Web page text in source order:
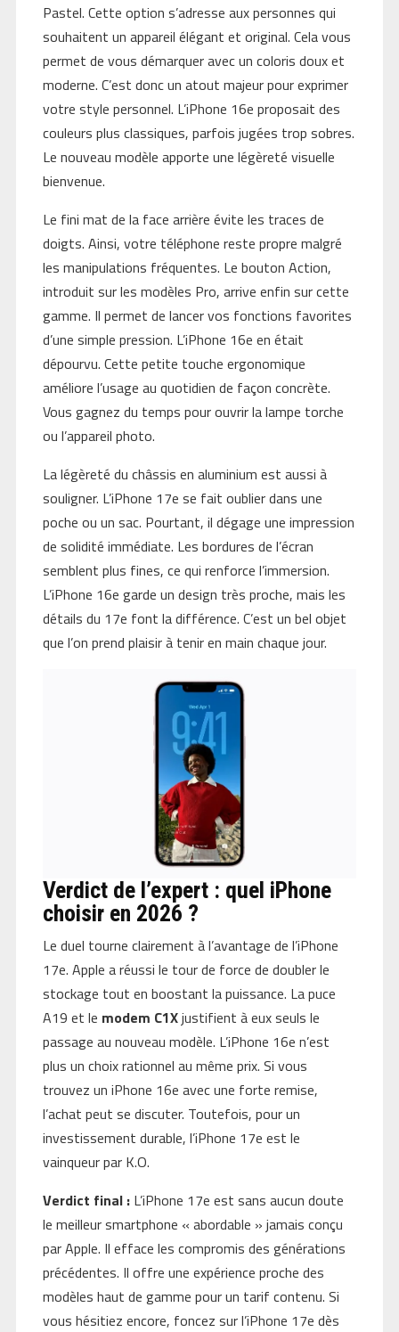
Pastel. Cette option s’adresse aux personnes qui
souhaitent un appareil élégant et original. Cela vous
permet de vous démarquer avec un coloris doux et
moderne. C’est donc un atout majeur pour exprimer
votre style personnel. L’iPhone 16e proposait des
couleurs plus classiques, parfois jugées trop sobres.
Le nouveau modèle apporte une légèreté visuelle
bienvenue.
Le fini mat de la face arrière évite les traces de
doigts. Ainsi, votre téléphone reste propre malgré
les manipulations fréquentes. Le bouton Action,
introduit sur les modèles Pro, arrive enfin sur cette
gamme. Il permet de lancer vos fonctions favorites
d’une simple pression. L’iPhone 16e en était
dépourvu. Cette petite touche ergonomique
améliore l’usage au quotidien de façon concrète.
Vous gagnez du temps pour ouvrir la lampe torche
ou l’appareil photo.
La légèreté du châssis en aluminium est aussi à
souligner. L’iPhone 17e se fait oublier dans une
poche ou un sac. Pourtant, il dégage une impression
de solidité immédiate. Les bordures de l’écran
semblent plus fines, ce qui renforce l’immersion.
L’iPhone 16e garde un design très proche, mais les
détails du 17e font la différence. C’est un bel objet
que l’on prend plaisir à tenir en main chaque jour.
Verdict de l’expert : quel iPhone
choisir en 2026 ?
Le duel tourne clairement à l’avantage de l’iPhone
17e. Apple a réussi le tour de force de doubler le
stockage tout en boostant la puissance. La puce
A19 et le modem C1Xjustifient à eux seuls le
passage au nouveau modèle. L’iPhone 16e n’est
plus un choix rationnel au même prix. Si vous
trouvez un iPhone 16e avec une forte remise,
l’achat peut se discuter. Toutefois, pour un
investissement durable, l’iPhone 17e est le
vainqueur par K.O.
Verdict final :L’iPhone 17e est sans aucun doute
le meilleur smartphone « abordable » jamais conçu
par Apple. Il efface les compromis des générations
précédentes. Il offre une expérience proche des
modèles haut de gamme pour un tarif contenu. Si
vous hésitiez encore, foncez sur l’iPhone 17e dès